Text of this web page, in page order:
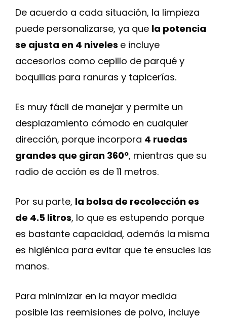
De acuerdo a cada situación, la limpieza
puede personalizarse, ya que la potencia
se ajusta en 4 niveles e incluye
accesorios como cepillo de parqué y
boquillas para ranuras y tapicerías.
Es muy fácil de manejar y permite un
desplazamiento cómodo en cualquier
dirección, porque incorpora 4 ruedas
grandes que giran 360º, mientras que su
radio de acción es de 11 metros.
Por su parte, la bolsa de recolección es
de 4.5 litros, lo que es estupendo porque
es bastante capacidad, además la misma
es higiénica para evitar que te ensucies las
manos.
Para minimizar en la mayor medida
posible las reemisiones de polvo, incluye